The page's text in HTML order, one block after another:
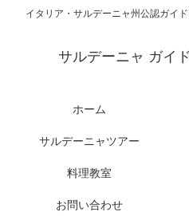
イタリア・サルデーニャ州公認ガイ
サルデーニャ ガイ
ホーム
サルデーニャツアー
料理教室
お問い合わせ